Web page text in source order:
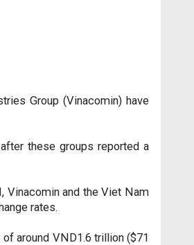
Group (Vinacomin) have
these groups reported a
Vinacomin and the Viet Nam
rates.
around VND1.6 trillion ($71